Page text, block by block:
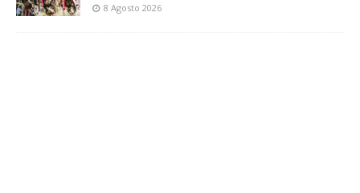
8 Agosto 2026